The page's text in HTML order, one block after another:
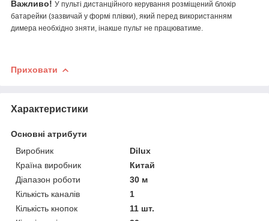
Важливо! У пульті дистанційного керування розміщений блокір
батарейки (зазвичай у формі плівки), який перед використанням
димера необхідно зняти, інакше пульт не працюватиме.
Приховати
Характеристики
Основні атрибути
Виробник
Dilux
Країна виробник
Китай
Діапазон роботи
30 м
Кількість каналів
1
Кількість кнопок
11 шт.